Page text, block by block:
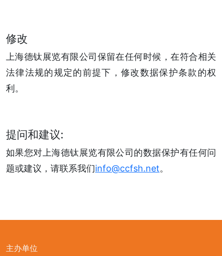
修改
上海德钛展览有限公司保留在任何时候，在符合相关
法律法规的规定的前提下，修改数据保护条款的权
利。
提问和建议:
如果您对上海德钛展览有限公司的数据保护有任何问
题或建议，请联系我们info@ccfsh.net。
主办单位